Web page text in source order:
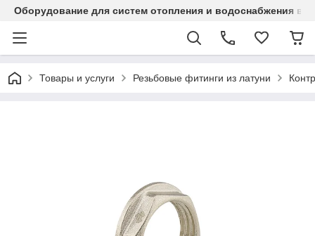
Оборудование для систем отопления и водоснабжения в
Товары и услуги Резьбовые фитинги из латуни